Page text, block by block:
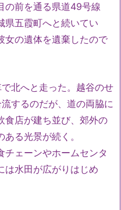
の前を通る県道49号線
県五霞町へと続いてい
女の遺体を遺棄したので
北へと走った。越谷のせ
するのだが、道の両脇に
食店が建ち並び、郊外の
る光景が続く。
ェーンやホームセンタ
は水田が広がりはじめ